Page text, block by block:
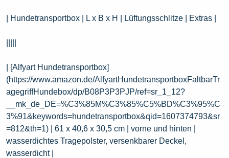
| Hundetransportbox | L x B x H | Lüftungsschlitze | Extras |
| [Alfyart Hundetransportbox]
(https://www.amazon.de/AlfyartHundetransportboxFaltbarTr
agegriffHundebox/dp/B08P3P3PJP/ref=sr_1_12?
__mk_de_DE=%C3%85M%C3%85%C5%BD%C3%95%C
3%91&keywords=hundetransportbox&qid=1607374793&sr
=812&th=1) | 61 x 40,6 x 30,5 cm | vorne und hinten |
wasserdichtes Tragepolster, versenkbarer Deckel,
wasserdicht |